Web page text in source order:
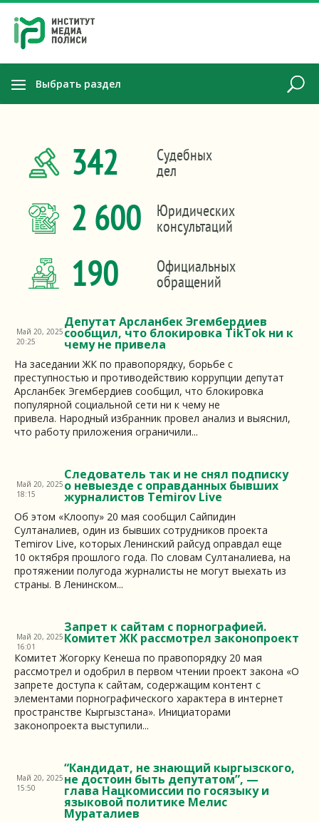
Выбрать раздел
342 Судебных
дел
2 600 Юридических
консультаций
190 Официальных
обращений
Депутат Арсланбек Эгембердиев
сообщил, что блокировка TikTok ни к
чему не привела
Май 20, 2025
20:25
На заседании ЖК по правопорядку, борьбе с
преступностью и противодействию коррупции депутат
Арсланбек Эгембердиев сообщил, что блокировка
популярной социальной сети ни к чему не
привела. Народный избранник провел анализ и выяснил,
что работу приложения ограничили...
Следователь так и не снял подписку
о невыезде с оправданных бывших
журналистов Temirov Live
Май 20, 2025
18:15
Об этом «Клоопу» 20 мая сообщил Сайпидин
Султаналиев, один из бывших сотрудников проекта
Temirov Live, которых Ленинский райсуд оправдал еще
10 октября прошлого года. По словам Султаналиева, на
протяжении полугода журналисты не могут выехать из
страны. В Ленинском...
Запрет к сайтам с порнографией.
Комитет ЖК рассмотрел законопроект
Май 20, 2025
16:01
Комитет Жогорку Кенеша по правопорядку 20 мая
рассмотрел и одобрил в первом чтении проект закона «О
запрете доступа к сайтам, содержащим контент с
элементами порнографического характера в интернет
пространстве Кыргызстана». Инициаторами
законопроекта выступили...
“Кандидат, не знающий кыргызского,
не достоин быть депутатом”, —
глава Нацкомиссии по госязыку и
языковой политике Мелис
Мураталиев
Май 20, 2025
15:50